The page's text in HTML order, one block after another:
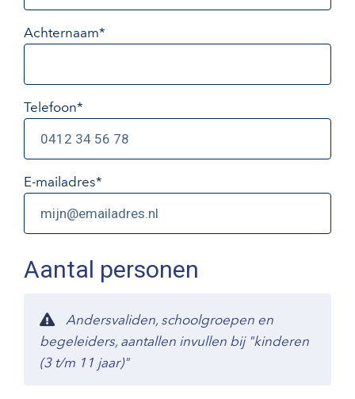
Achternaam*
Telefoon*
E-mailadres*
Aantal personen
Andersvaliden, schoolgroepen en
begeleiders, aantallen invullen bij "kinderen
(3 t/m 11 jaar)"